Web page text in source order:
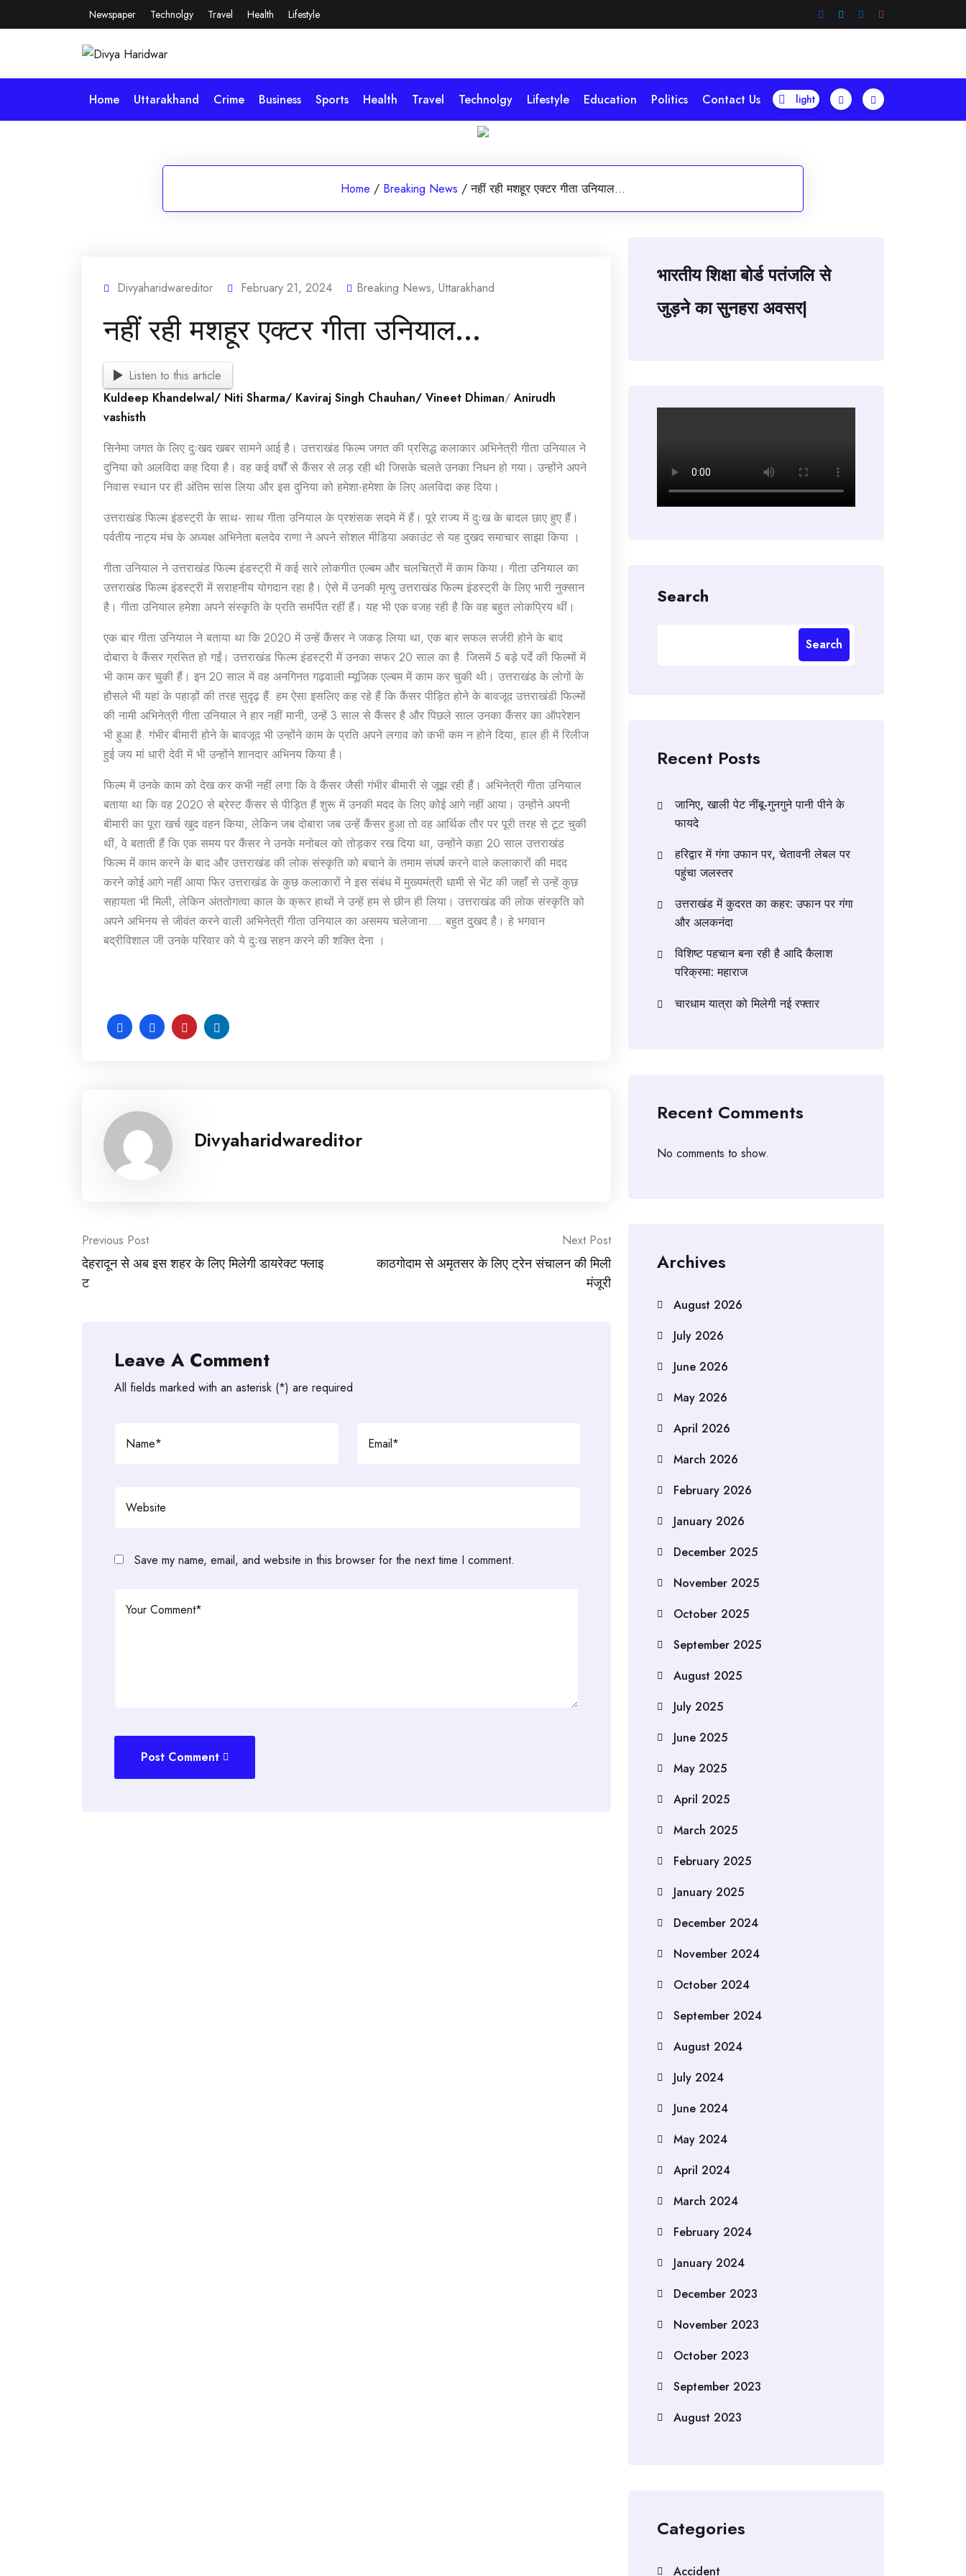
to
Newspaper Technolgy Travel Health Lifestyle
Home Uttarakhand Crime Business Sports Health Travel Technolgy Lifestyle Education Politics Contact Us
Home / Breaking News / नहीं रही मशहूर एक्टर गीता उनियाल…
Divyaharidwareditor February 21, 2024 Breaking News, Uttarakhand
नहीं रही मशहूर एक्टर गीता उनियाल…
Listen to this article
Kuldeep Khandelwal/ Niti Sharma/ Kaviraj Singh Chauhan/ Vineet Dhiman/Anirudh
vashisth
सिनेमा जगत के लिए दुःखद खबर सामने आई है। उत्तराखंड फिल्म जगत की प्रसिद्ध कलाकार अभिनेत्री गीता उनियाल ने
दुनिया को अलविदा कह दिया है। वह कई वर्षों से कैंसर से लड़ रही थी जिसके चलते उनका निधन हो गया। उन्होंने अपने
निवास स्थान पर ही अंतिम सांस लिया और इस दुनिया को हमेशा-हमेशा के लिए अलविदा कह दिया।
उत्तराखंड फिल्म इंडस्ट्री के साथ- साथ गीता उनियाल के प्रशंसक सदमे में हैं। पूरे राज्य में दुःख के बादल छाए हुए हैं।
पर्वतीय नाट्य मंच के अध्यक्ष अभिनेता बलदेव राणा ने अपने सोशल मीडिया अकाउंट से यह दुखद समाचार साझा किया ।
गीता उनियाल ने उत्तराखंड फिल्म इंडस्ट्री में कई सारे लोकगीत एल्बम और चलचित्रों में काम किया। गीता उनियाल का
उत्तराखंड फिल्म इंडस्ट्री में सराहनीय योगदान रहा है। ऐसे में उनकी मृत्यु उत्तराखंड फिल्म इंडस्ट्री के लिए भारी नुक्सान
है। गीता उनियाल हमेशा अपने संस्कृति के प्रति समर्पित रहीं हैं। यह भी एक वजह रही है कि वह बहुत लोकप्रिय थीं।
एक बार गीता उनियाल ने बताया था कि 2020 में उन्हें कैंसर ने जकड़ लिया था, एक बार सफल सर्जरी होने के बाद
दोबारा वे कैंसर ग्रसित हो गईं। उत्तराखंड फिल्म इंडस्ट्री में उनका सफर 20 साल का है. जिसमें 5 बड़े पर्दे की फिल्मों में
भी काम कर चुकी हैं। इन 20 साल में वह अनगिनत गढ़वाली म्यूजिक एल्बम में काम कर चुकी थी। उत्तराखंड के लोगों के
हौसले भी यहां के पहाड़ों की तरह सुदृढ़ हैं. हम ऐसा इसलिए कह रहे हैं कि कैंसर पीड़ित होने के बावजूद उत्तराखंडी फिल्मों
की नामी अभिनेत्री गीता उनियाल ने हार नहीं मानी, उन्हें 3 साल से कैंसर है और पिछले साल उनका कैंसर का ऑपरेशन
भी हुआ है. गंभीर बीमारी होने के बावजूद भी उन्होंने काम के प्रति अपने लगाव को कभी कम न होने दिया, हाल ही में रिलीज
हुई जय मां धारी देवी में भी उन्होंने शानदार अभिनय किया है।
फिल्म में उनके काम को देख कर कभी नहीं लगा कि वे कैंसर जैसी गंभीर बीमारी से जूझ रही हैं। अभिनेत्री गीता उनियाल
बताया था कि वह 2020 से ब्रेस्ट कैंसर से पीड़ित हैं शुरू में उनकी मदद के लिए कोई आगे नहीं आया। उन्होंने अपनी
बीमारी का पूरा खर्च खुद वहन किया, लेकिन जब दोबारा जब उन्हें कैंसर हुआ तो वह आर्थिक तौर पर पूरी तरह से टूट चुकी
थीं, वे बताती हैं कि एक समय पर कैंसर ने उनके मनोबल को तोड़कर रख दिया था, उन्होंने कहा 20 साल उत्तराखंड
फिल्म में काम करने के बाद और उत्तराखंड की लोक संस्कृति को बचाने के तमाम संघर्ष करने वाले कलाकारों की मदद
करने कोई आगे नहीं आया फिर उत्तराखंड के कुछ कलाकारों ने इस संबंध में मुख्यमंत्री धामी से भेंट की जहाँ से उन्हें कुछ
सहायता भी मिली, लेकिन अंततोगत्वा काल के क्रूर हाथों ने उन्हें हम से छीन ही लिया। उत्तराखंड की लोक संस्कृति को
अपने अभिनय से जीवंत करने वाली अभिनेत्री गीता उनियाल का असमय चलेजाना…. बहुत दुखद है। हे भगवान
बद्रीविशाल जी उनके परिवार को ये दुःख सहन करने की शक्ति देना ।
Divyaharidwareditor
Post
navigation
Previous Post
देहरादून से अब इस शहर के लिए मिलेगी डायरेक्ट फ्लाइ
ट
Next Post
काठगोदाम से अमृतसर के लिए ट्रेन संचालन की मिली
मंजूरी
Leave A Comment
All fields marked with an asterisk (*) are required
Save my name, email, and website in this browser for the next time I comment.
Post Comment
भारतीय शिक्षा बोर्ड पतंजलि से
जुड़ने का सुनहरा अवसर|
Search
Search
Recent Posts
जानिए, खाली पेट नींबू-गुनगुने पानी पीने के
फायदे
हरिद्वार में गंगा उफान पर, चेतावनी लेबल पर
पहुंचा जलस्तर
उत्तराखंड में कुदरत का कहर: उफान पर गंगा
और अलकनंदा
विशिष्ट पहचान बना रही है आदि कैलाश
परिक्रमा: महाराज
चारधाम यात्रा को मिलेगी नई रफ्तार
Recent Comments
No comments to show.
Archives
August 2026
July 2026
June 2026
May 2026
April 2026
March 2026
February 2026
January 2026
December 2025
November 2025
October 2025
September 2025
August 2025
July 2025
June 2025
May 2025
April 2025
March 2025
February 2025
January 2025
December 2024
November 2024
October 2024
September 2024
August 2024
July 2024
June 2024
May 2024
April 2024
March 2024
February 2024
January 2024
December 2023
November 2023
October 2023
September 2023
August 2023
Categories
Accident